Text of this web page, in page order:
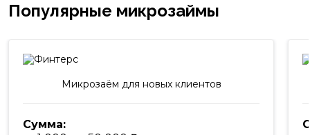
Популярные микрозаймы
Микрозаём для новых клиентов
Сумма: